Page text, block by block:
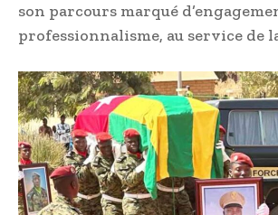
son parcours marqué
professionnalisme, au service de